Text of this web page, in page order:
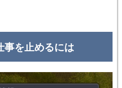
事を止めるには